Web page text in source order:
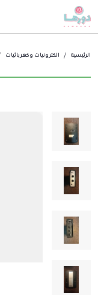
الرئيسية الكترونيات وكهربائيات